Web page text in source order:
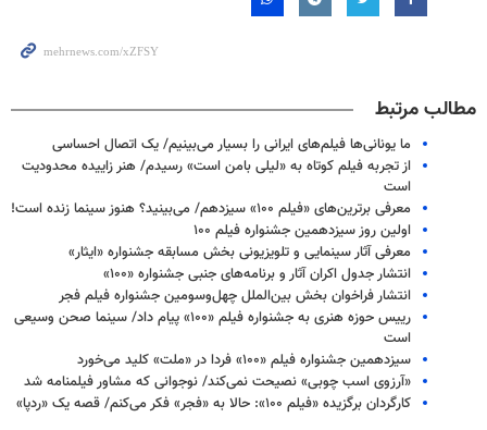
مطالب مرتبط
ما یونانی‌ها فیلم‌های ایرانی را بسیار می‌بینیم/ یک اتصال احساسی
از تجربه فیلم کوتاه به «لیلی بامن است»‌ رسیدم/ هنر زاییده محدودیت
است
معرفی برترین‌های «فیلم ۱۰۰» سیزدهم/ می‌بینید؟ هنوز سینما زنده است!
اولین روز سیزدهمین جشنواره فیلم ۱۰۰
معرفی آثار سینمایی و تلویزیونی بخش مسابقه جشنواره «ایثار»
انتشار جدول اکران آثار و برنامه‌های جنبی جشنواره «۱۰۰»
انتشار فراخوان بخش بین‌الملل چهل‌وسومین جشنواره فیلم فجر
رییس حوزه هنری به جشنواره فیلم «۱۰۰» پیام داد/ سینما صحن وسیعی
است
سیزدهمین جشنواره فیلم «۱۰۰» فردا در «ملت» کلید می‌خورد
«آرزوی اسب چوبی» نصیحت نمی‌کند/ نوجوانی که مشاور فیلمنامه شد
کارگردان برگزیده «فیلم ۱۰۰»: حالا به «فجر» فکر می‌کنم/ قصه یک «ردپا»